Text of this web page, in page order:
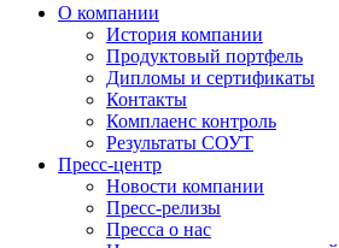
О компании
История компании
Продуктовый портфель
Дипломы и сертификаты
Контакты
Комплаенс контроль
Результаты СОУТ
Пресс-центр
Новости компании
Пресс-релизы
Пресса о нас